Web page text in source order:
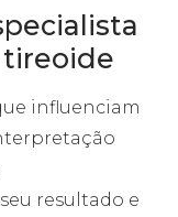
influenciam
resultado e